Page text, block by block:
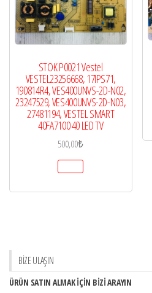
STOK P0021 Vestel
VESTEL23256668, 17IPS71,
190814R4, VES400UNVS-2D-N02,
23247529, VES400UNVS-2D-N03,
27481194, VESTEL SMART
40FA7100 40 LED TV
500,00₺
BİZE ULAŞIN
ÜRÜN SATIN ALMAK İÇİN BİZİ ARAYIN